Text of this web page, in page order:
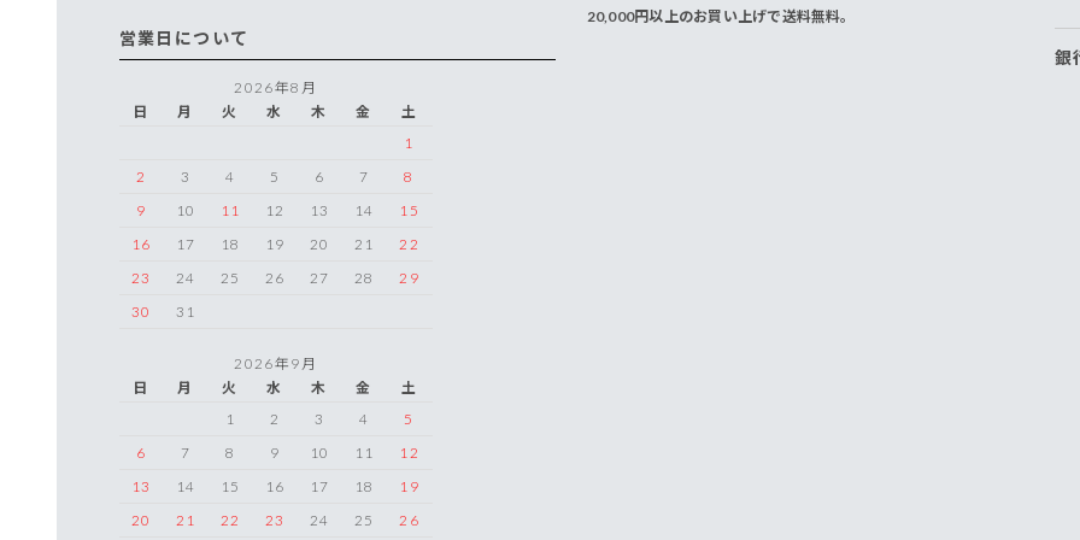
20,000円以上のお買い上げで送料無料。
銀
営業日について
2026年8月
日
月 火 水 木 金
土
1
2
3 4 5 6 7
8
9
10 11 12 13 14
15
16
17 18 19 20 21
22
23
24 25 26 27 28
29
30
31
2026年9月
日
月 火 水 木 金
土
1
2 3 4
5
6
7 8 9 10 11
12
13
14 15 16 17 18
19
20
21 22 23 24 25 26